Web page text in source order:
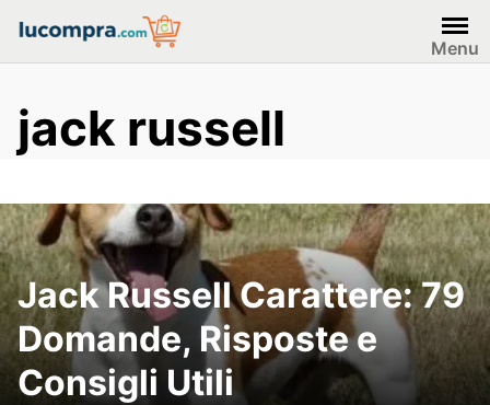
content
Menu
jack russell
Jack Russell Carattere: 79
Domande, Risposte e
Consigli Utili